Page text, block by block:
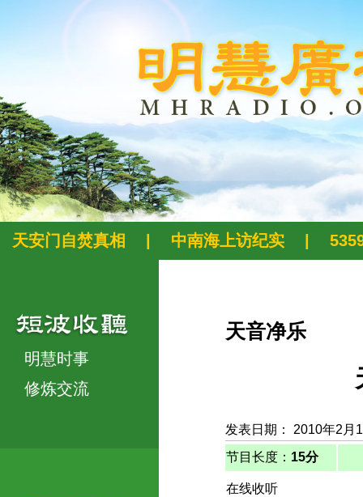
天安门自焚真相 中南海上访纪实
明慧时事
修炼交流
天音净乐
发表日期： 2010年2月
节目长度： 15分
在线收听